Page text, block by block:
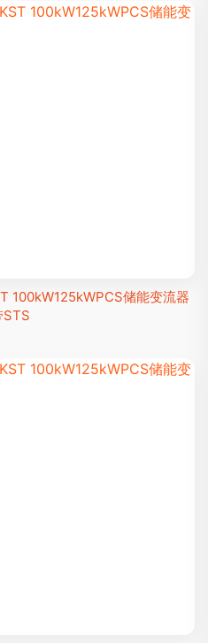
100kW125kWPCS储能变流器
STS